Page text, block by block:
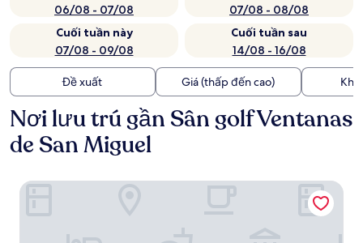
06/08 - 07/08
07/08 - 08/08
Cuối tuần này
07/08 - 09/08
Cuối tuần sau
14/08 - 16/08
Đề xuất Giá (thấp đến cao)
Nơi lưu trú gần Sân golf Ventanas
de San Miguel
Casa 1810 Centro Hotel Boutique